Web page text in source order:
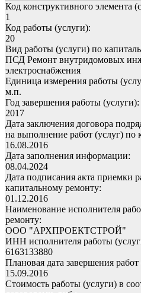
Код конструктивного элемента
1
Код работы (услуги):
20
Вид работы (услуги) по
ПСД Ремонт внутридомовых
электроснабжения
Единица измерения работы
м.п.
Год завершения работы (услуги):
2017
Дата заключения договора
на выполнение работ (услуг) по
16.08.2016
Дата заполнения информации:
08.04.2024
Дата подписания акта приемки
капитальному ремонту:
01.12.2016
Наименование исполнителя
ремонту:
ООО "АРХПРОЕКТСТРОЙ"
ИНН исполнителя работы
6163133880
Плановая дата завершения
15.09.2016
Стоимость работы (услуги) в